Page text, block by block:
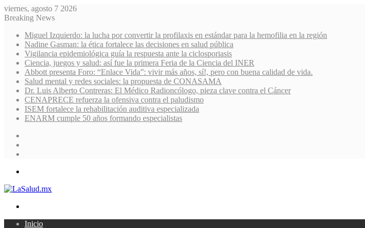
viernes, agosto 7 2026
Breaking News
Miguel Izquierdo: la lucha por convertir la profilaxis en estándar para la hemofilia en la región
Nadine Gasman: la ética fortalece las decisiones en salud pública
Vigilancia epidemiológica guía la respuesta ante la ciclosporiasis
Ciencia, juegos y salud: así fue la primera Feria de la Ciencia del INER
Abbott presenta Foro: “Enlace Vida”: vivir más años, sí!, pero con buena calidad de vida.
Salud mental y redes sociales: la propuesta de CONASAMA
Dr. Luis Alberto Contreras: El Médico Radioncólogo, pieza clave contra el Cáncer
CENAPRECE refuerza la ofensiva contra el paludismo
ISEM fortalece la rehabilitación auditiva especializada
ENARM cumple 50 años formando especialistas
Inicio